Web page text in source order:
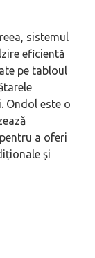
sistemul
eficientă
pe tabloul
Ondol este o
a oferi
și